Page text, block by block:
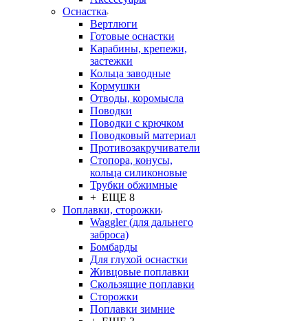
Оснастка
Вертлюги
Готовые оснастки
Карабины, крепежи,
застежки
Кольца заводные
Кормушки
Отводы, коромысла
Поводки
Поводки с крючком
Поводковый материал
Противозакручиватели
Стопора, конусы,
кольца силиконовые
Трубки обжимные
+ ЕЩЕ 8
Поплавки, сторожки
Waggler (для дальнего
заброса)
Бомбарды
Для глухой оснастки
Живцовые поплавки
Скользящие поплавки
Сторожки
Поплавки зимние